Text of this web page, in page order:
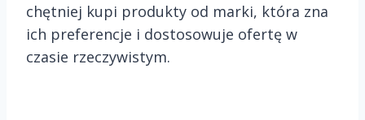
chętniej kupi produkty od marki, która zna
ich preferencje i dostosowuje ofertę w
czasie rzeczywistym.